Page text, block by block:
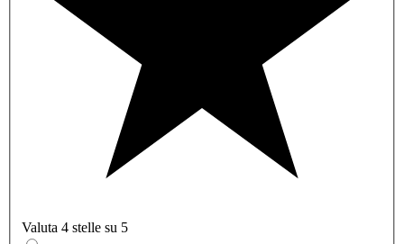
Valuta 4 stelle su 5